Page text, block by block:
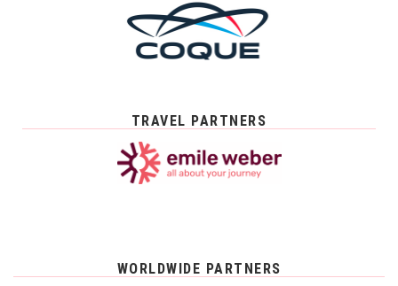
TRAVEL PARTNERS
WORLDWIDE PARTNERS